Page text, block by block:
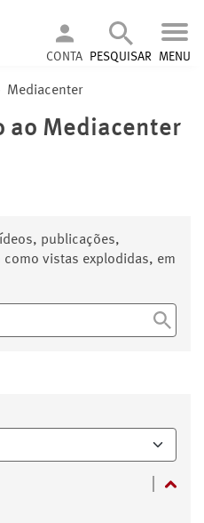
CONTA PESQUISAR MENU
Mediacenter
ao Mediacenter
publicações,
como vistas explodidas, em